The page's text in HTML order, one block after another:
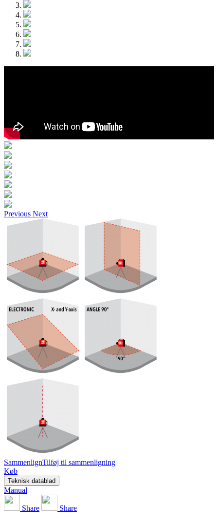
Previous Next
SammenlignTilføj til sammenligning
Køb
Teknisk datablad
Manual
Share Share